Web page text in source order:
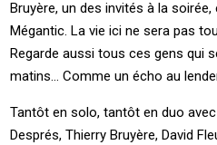
Bruyère, un des invités à la
Mégantic. La vie ici ne sera pas
Regarde aussi tous ces gens qui
matins… Comme un écho au
Tantôt en solo, tantôt en duo
Després, Thierry Bruyère, David